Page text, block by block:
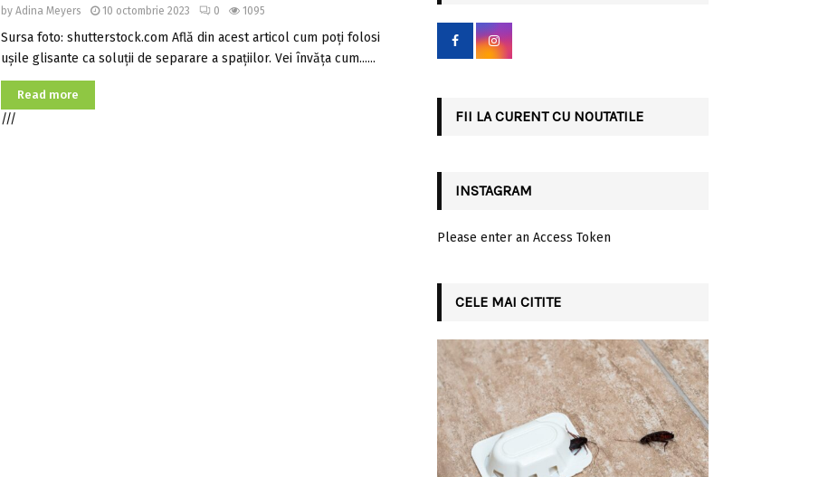
by Adina Meyers 10 octombrie 2023 0 1095
Sursa foto: shutterstock.com Află din acest articol cum poți folosi
ușile glisante ca soluții de separare a spațiilor. Vei învăța cum......
Read more
///
r
FII LA CURENT CU NOUTATILE
INSTAGRAM
Please enter an Access Token
CELE MAI CITITE